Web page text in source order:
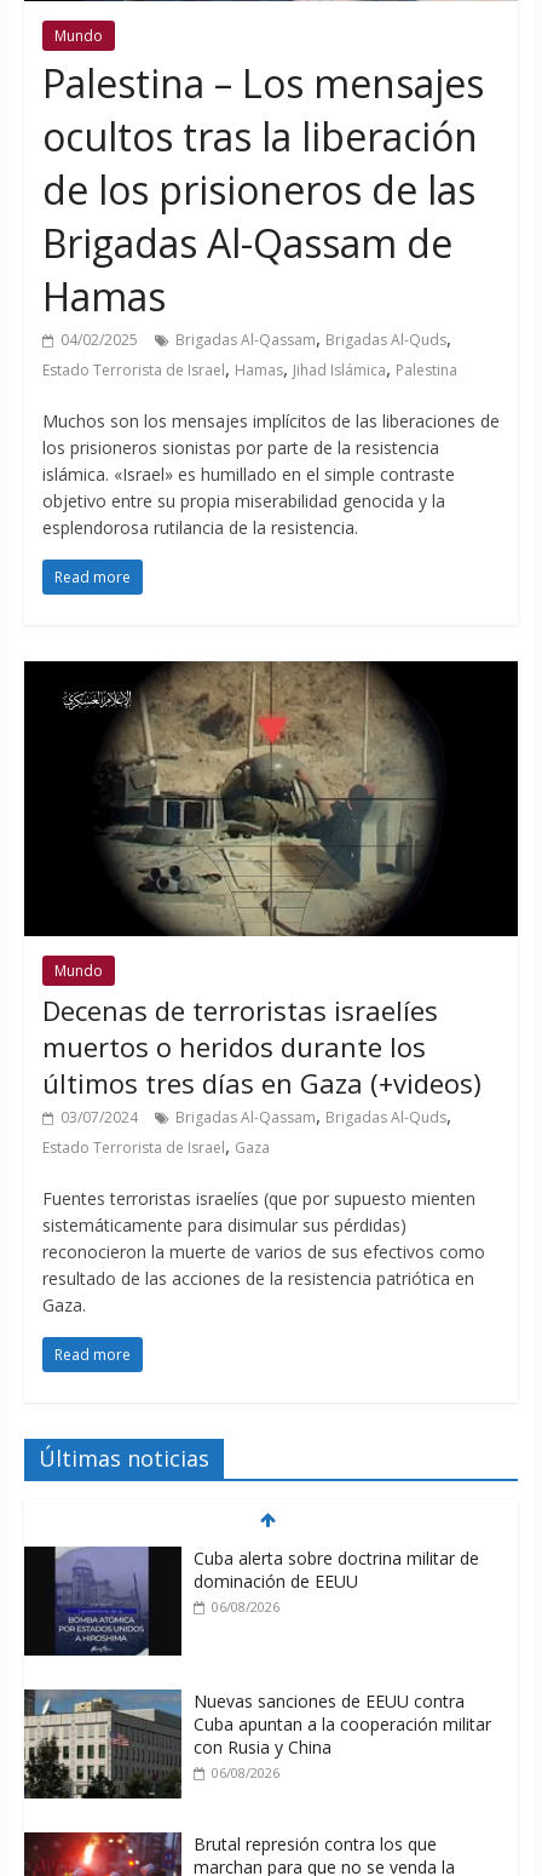
Mundo
Palestina – Los mensajes
ocultos tras la liberación
de los prisioneros de las
Brigadas Al-Qassam de
Hamas
04/02/2025 Brigadas Al-Qassam, Brigadas Al-Quds,
Estado Terrorista de Israel, Hamas, Jihad Islámica, Palestina
Muchos son los mensajes implícitos de las liberaciones de
los prisioneros sionistas por parte de la resistencia
islámica. «Israel» es humillado en el simple contraste
objetivo entre su propia miserabilidad genocida y la
esplendorosa rutilancia de la resistencia.
Read more
Mundo
Decenas de terroristas israelíes
muertos o heridos durante los
últimos tres días en Gaza (+videos)
03/07/2024 Brigadas Al-Qassam, Brigadas Al-Quds,
Estado Terrorista de Israel, Gaza
Fuentes terroristas israelíes (que por supuesto mienten
sistemáticamente para disimular sus pérdidas)
reconocieron la muerte de varios de sus efectivos como
resultado de las acciones de la resistencia patriótica en
Gaza.
Read more
Últimas noticias
Cuba alerta sobre doctrina militar de
dominación de EEUU
06/08/2026
Nuevas sanciones de EEUU contra
Cuba apuntan a la cooperación militar
con Rusia y China
06/08/2026
Brutal represión contra los que
marchan para que no se venda la